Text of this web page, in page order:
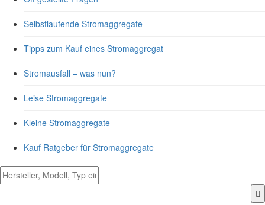
Selbstlaufende Stromaggregate
Tipps zum Kauf eines Stromaggregat
Stromausfall – was nun?
Leise Stromaggregate
Kleine Stromaggregate
Kauf Ratgeber für Stromaggregate